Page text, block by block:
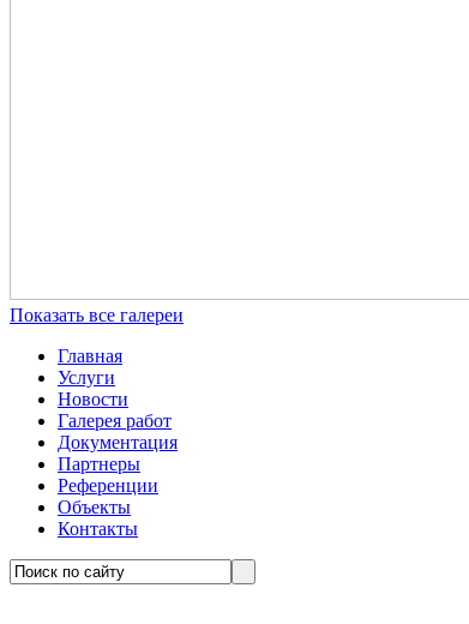
Показать все галереи
Главная
Услуги
Новости
Галерея работ
Документация
Партнеры
Референции
Объекты
Контакты